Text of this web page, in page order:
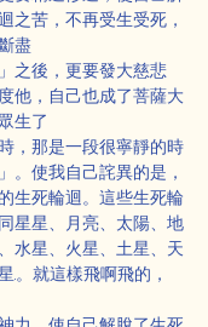
之苦，不再受生受死，
盡
之後，更要發大慈悲
他，自己也成了菩薩大
生了
，那是一段很寧靜的時
。使我自己詫異的是，
生死輪迴。這些生死輪
星星、月亮、太陽、地
水星、火星、土星、天
.。就這樣飛啊飛的，